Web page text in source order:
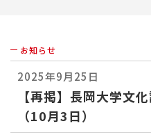
お知らせ
2025年9月25日
【再掲】長岡大学文
（10月3日）